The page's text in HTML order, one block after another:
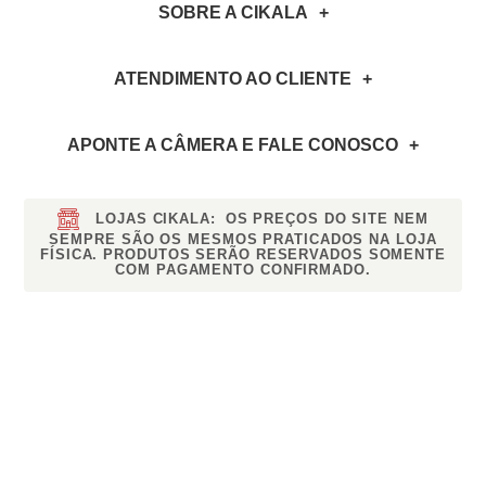
SOBRE A CIKALA
ATENDIMENTO AO CLIENTE
APONTE A CÂMERA E FALE CONOSCO
LOJAS CIKALA:
OS PREÇOS DO SITE NEM
SEMPRE SÃO OS MESMOS PRATICADOS NA LOJA
FÍSICA. PRODUTOS SERÃO RESERVADOS SOMENTE
COM PAGAMENTO CONFIRMADO.